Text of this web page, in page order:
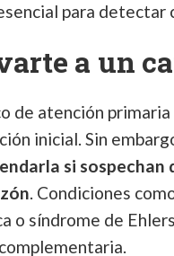
para detectar
a un
de atención
inicial. Sin
si
. Condiciones
o síndrome de